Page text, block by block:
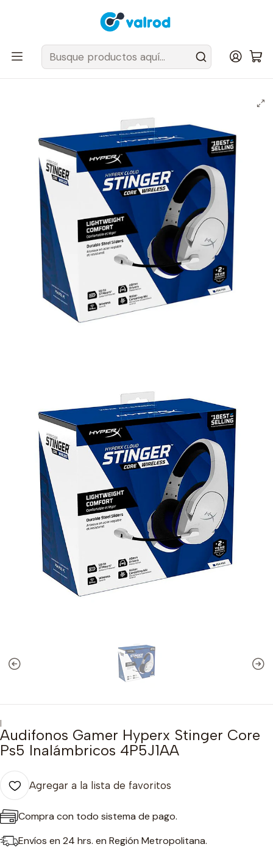
Despacho Gratis en tus sillas Cougar en el Gran Santiago
Inicio Periféricos y accesorios
Audífonos
Audifonos Gamer Hyperx Stinger Core Ps5 Inalámbricos 4P5J1AA
|
Audifonos Gamer Hyperx Stinger Core
Ps5 Inalámbricos 4P5J1AA
Agregar a la lista de favoritos
Compra con todo sistema de pago.
Envíos en 24 hrs. en Región Metropolitana.